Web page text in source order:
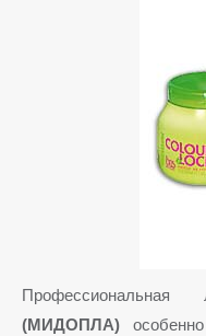
(МИДОПЛА)